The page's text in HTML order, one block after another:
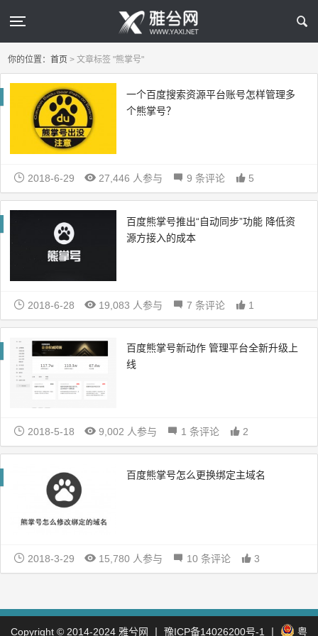
你的位置：首页 > 文章标签 "熊掌号"
一个百度搜索资源平台账号怎样管理多
个熊掌号？
2018-6-29 27,446 人参与 9 条评论 5
百度熊掌号推出“自动同步”功能 降低资
源方接入的成本
2018-6-28 19,083 人参与 7 条评论 1
百度熊掌号新动作 管理平台全新升级上
线
2018-5-18 9,002 人参与 1 条评论 2
百度熊掌号怎么更换绑定主域名
2018-3-29 15,780 人参与 10 条评论 3
Copyright © 2014-2024 雅兮网 豫ICP备14026200号-1 粤